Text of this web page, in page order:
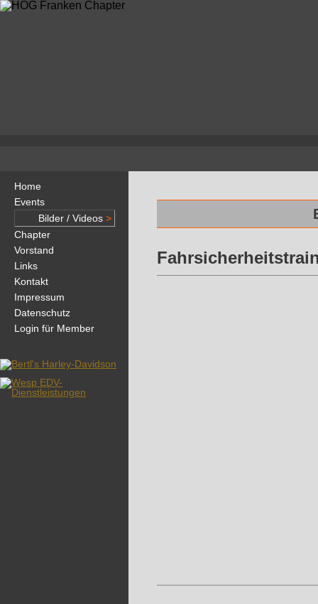
Home
Events
Bilder / Videos >
Chapter
Vorstand
Links
Kontakt
Impressum
Datenschutz
Login für Member